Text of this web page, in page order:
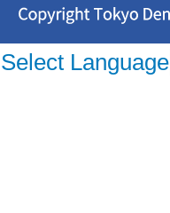
Select Language